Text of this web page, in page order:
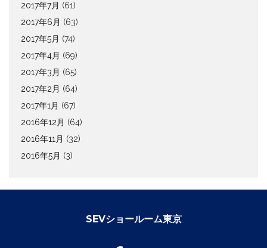
2017年7月 (61)
2017年6月 (63)
2017年5月 (74)
2017年4月 (69)
2017年3月 (65)
2017年2月 (64)
2017年1月 (67)
2016年12月 (64)
2016年11月 (32)
2016年5月 (3)
SEVショールーム東京